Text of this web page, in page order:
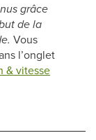
grâce
de la
Vous
l’onglet
& vitesse